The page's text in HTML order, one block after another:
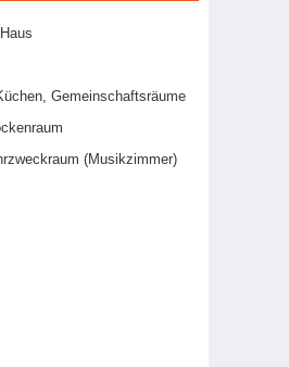
Gemeinschaftsräume
(Musikzimmer)